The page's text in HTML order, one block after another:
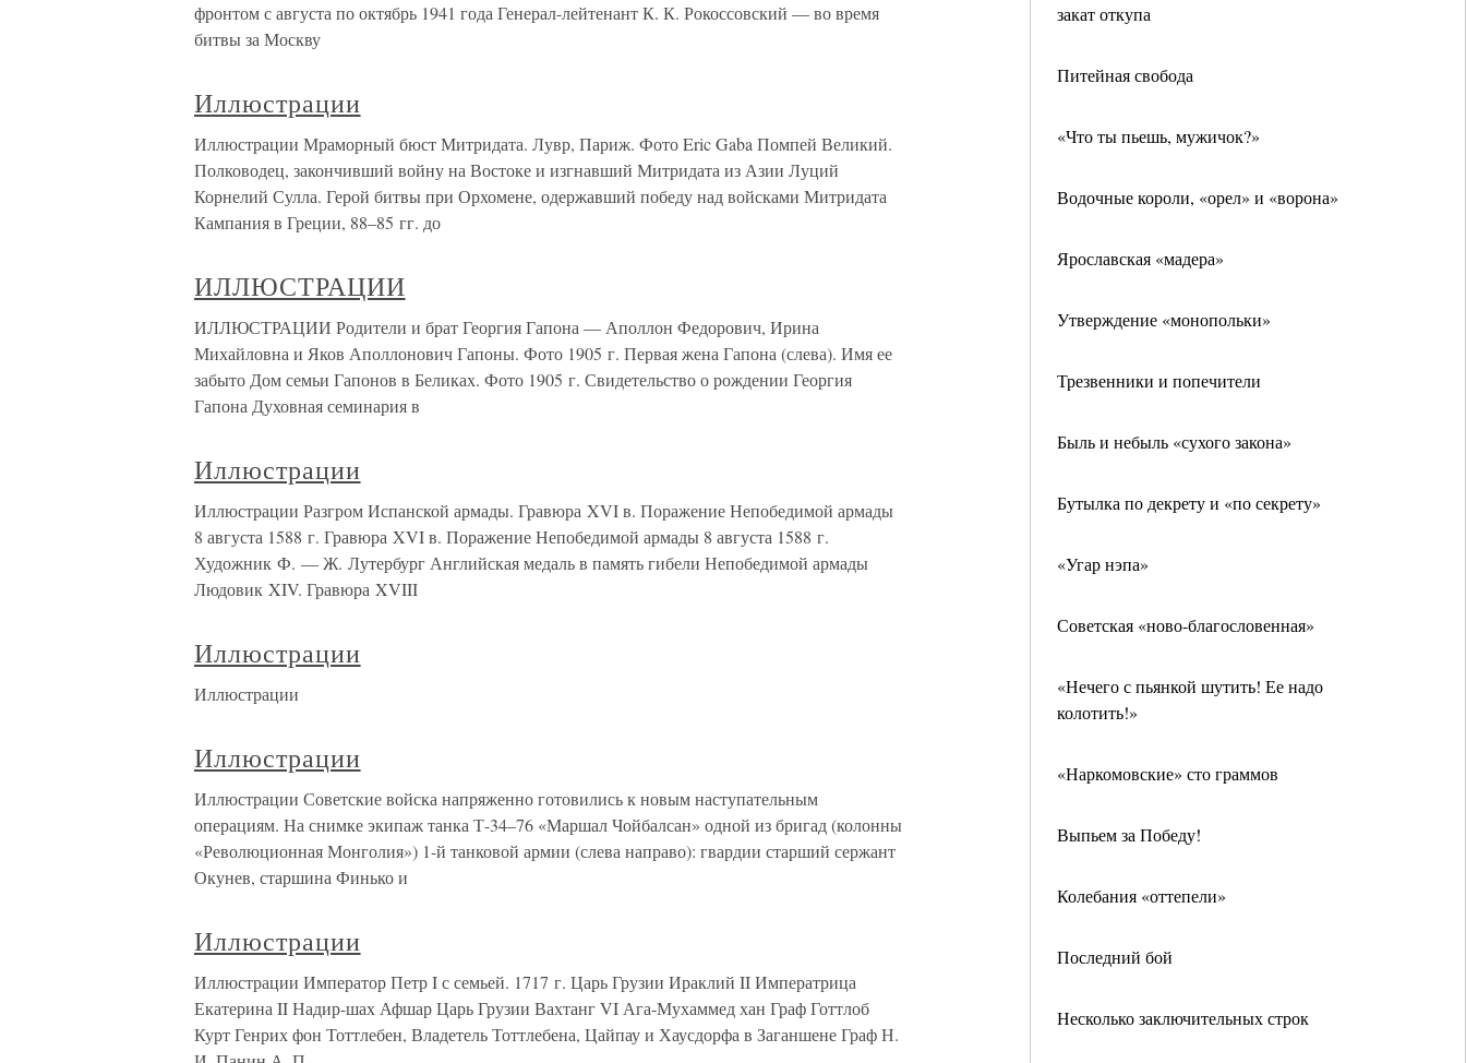
закат откупа
Питейная свобода
«Что ты пьешь, мужичок?»
Водочные короли, «орел» и «ворона»
Ярославская «мадера»
Утверждение «монопольки»
Трезвенники и попечители
Быль и небыль «сухого закона»
Бутылка по декрету и «по секрету»
«Угар нэпа»
Советская «ново-благословенная»
«Нечего с пьянкой шутить! Ее надо
колотить!»
«Наркомовские» сто граммов
Выпьем за Победу!
Колебания «оттепели»
Последний бой
Несколько заключительных строк
фронтом с августа по октябрь 1941 года Генерал-лейтенант К. К. Рокоссовский — во время
битвы за Москву
Иллюстрации
Иллюстрации Мраморный бюст Митридата. Лувр, Париж. Фото Eric Gaba Помпей Великий.
Полководец, закончивший войну на Востоке и изгнавший Митридата из Азии Луций
Корнелий Сулла. Герой битвы при Орхомене, одержавший победу над войсками Митридата
Кампания в Греции, 88–85 гг. до
ИЛЛЮСТРАЦИИ
ИЛЛЮСТРАЦИИ Родители и брат Георгия Гапона — Аполлон Федорович, Ирина
Михайловна и Яков Аполлонович Гапоны. Фото 1905 г. Первая жена Гапона (слева). Имя ее
забыто Дом семьи Гапонов в Беликах. Фото 1905 г. Свидетельство о рождении Георгия
Гапона Духовная семинария в
Иллюстрации
Иллюстрации Разгром Испанской армады. Гравюра XVI в. Поражение Непобедимой армады
8 августа 1588 г. Гравюра XVI в. Поражение Непобедимой армады 8 августа 1588 г.
Художник Ф. — Ж. Лутербург Английская медаль в память гибели Непобедимой армады
Людовик XIV. Гравюра XVIII
Иллюстрации
Иллюстрации
Иллюстрации
Иллюстрации Советские войска напряженно готовились к новым наступательным
операциям. На снимке экипаж танка Т-34–76 «Маршал Чойбалсан» одной из бригад (колонны
«Революционная Монголия») 1-й танковой армии (слева направо): гвардии старший сержант
Окунев, старшина Финько и
Иллюстрации
Иллюстрации Император Петр I с семьей. 1717 г. Царь Грузии Ираклий II Императрица
Екатерина II Надир-шах Афшар Царь Грузии Вахтанг VI Ага-Мухаммед хан Граф Готтлоб
Курт Генрих фон Тоттлебен, Владетель Тоттлебена, Цайпау и Хаусдорфа в Заганшене Граф Н.